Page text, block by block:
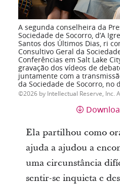
A segunda conselheira da
Sociedade de Socorro, d’A
Santos dos Últimos Dias, ri
Consultivo Geral da
Conferências em Salt Lake
gravação dos vídeos de
juntamente com a
da Sociedade de Socorro, no
2026 by Intellectual Reserve, Inc.
Ela partilhou como
ajuda a ajudou a
uma circunstância
sentir-se inquieta e